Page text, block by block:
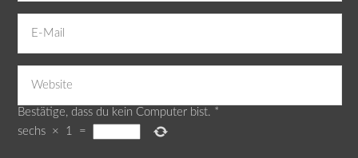
Bestätige, dass du kein Computer bist. *
sechs
× 1 =